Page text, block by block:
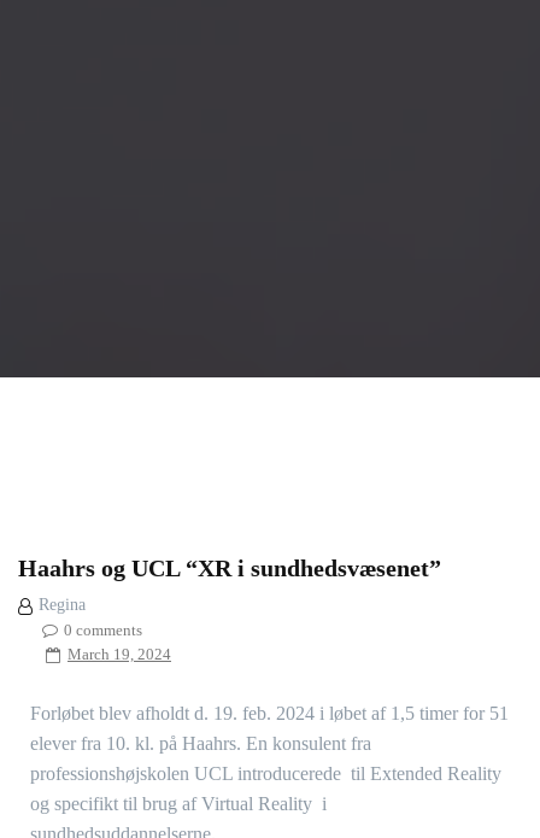
Haahrs og UCL “XR i sundhedsvæsenet”
Regina
0 comments
March 19, 2024
Forløbet blev afholdt d. 19. feb. 2024 i løbet af 1,5 timer for 51
elever fra 10. kl. på Haahrs. En konsulent fra
professionshøjskolen UCL introducerede til Extended Reality
og specifikt til brug af Virtual Reality i
sundhedsuddannelserne.